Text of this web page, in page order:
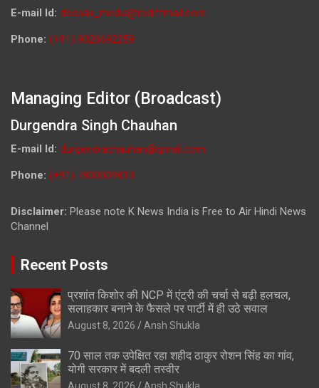
E-mail Id: deepali_media@rediffmail.com
Phone: (+91) 9026692259
Managing Editor (Broadcast)
Durgendra Singh Chauhan
E-mail Id: durgendrachauhan@gmail.com
Phone: (+91) 7800009813
Disclaimer: Please note K News India is Free to Air Hindi News
Channel
Recent Posts
प्रशांत किशोर की NCP में एंट्री की चर्चा से बढ़ी हलचल,
सलाहकार बनाने के फैसले पर पार्टी में ही उठे सवाल
August 8, 2026 Ansh Shukla
70 साल तक उपेक्षित रहा शहीद ठाकुर रोशन सिंह का गांव,
योगी सरकार में बदली तस्वीर